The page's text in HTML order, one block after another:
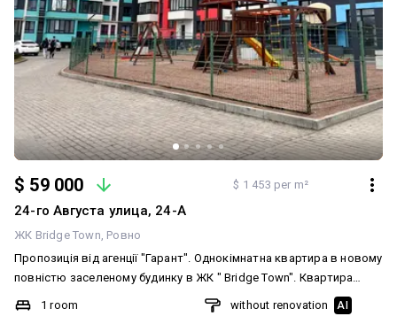
$ 59 000 $ 1 453 per m²
24-го Августа улица, 24-А
ЖК Bridge Town Ровно
Пропозиція від агенції "Гарант". Однокімнатна квартира в новому
повністю заселеному будинку в ЖК " Bridge Town". Квартира
знаходиться на видовому дев"ятому поверсі . Гарний вигляд з
вікна. Загальна площа - 40,6 м.кв. Житлова площа - 18,8 м.кв.
1 room
without renovation AI